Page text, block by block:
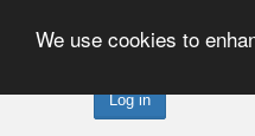
Log in
We use cookies to